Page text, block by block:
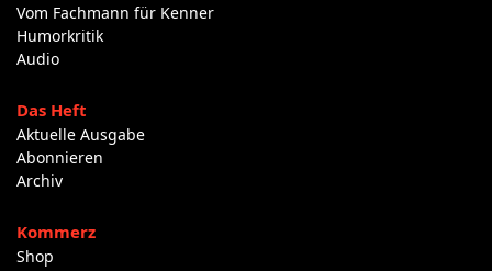
Vom Fachmann für Kenner
Humorkritik
Audio
Das Heft
Aktuelle Ausgabe
Abonnieren
Archiv
Kommerz
Shop